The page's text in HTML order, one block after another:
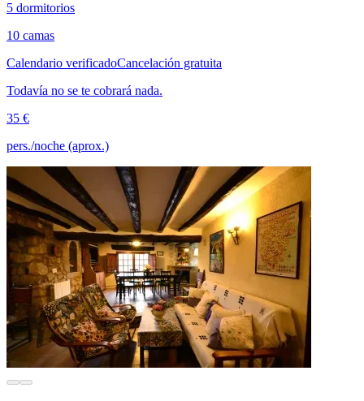
5 dormitorios
10 camas
Calendario verificadoCancelación gratuita
Todavía no se te cobrará nada.
35 €
pers./noche (aprox.)